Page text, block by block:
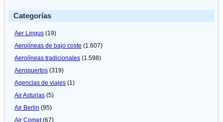
Categorías
Aer Lingus (19)
Aerolíneas de bajo coste (1.607)
Aerolíneas tradicionales (1.598)
Aeropuertos (319)
Agencias de viajes (1)
Air Asturias (5)
Air Berlin (95)
Air Comet(67)